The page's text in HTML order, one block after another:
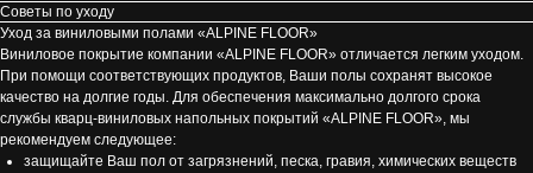
Советы по уходу
Уход за виниловыми полами «ALPINE FLOOR»
Виниловое покрытие компании «ALPINE FLOOR» отличается легким уходом.
При помощи соответствующих продуктов, Ваши полы сохранят высокое
качество на долгие годы. Для обеспечения максимально долгого срока
службы кварц-виниловых напольных покрытий «ALPINE FLOOR», мы
рекомендуем следующее:
защищайте Ваш пол от загрязнений, песка, гравия, химических веществ